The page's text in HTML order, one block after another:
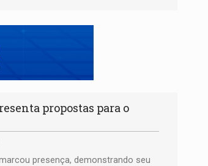
propostas para o
presença, demonstrando seu